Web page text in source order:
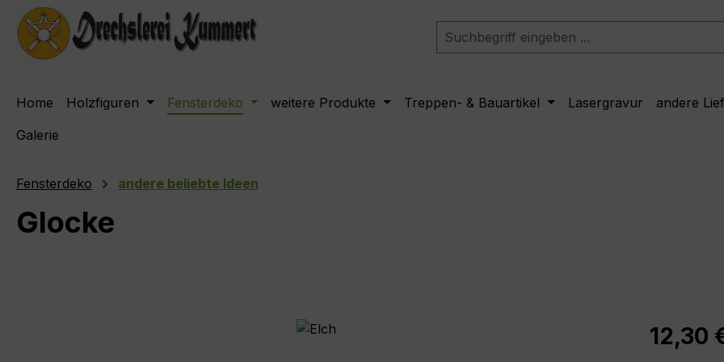
Hauptinhalt springen
Zur Suche springen
Zur Hauptnavigation springen
Home Holzfiguren Fensterdeko weitere Produkte Treppen- & Bauartikel Lasergravur andere
Galerie
Fensterdeko andere beliebte Ideen
Glocke
Regulärer
12,30